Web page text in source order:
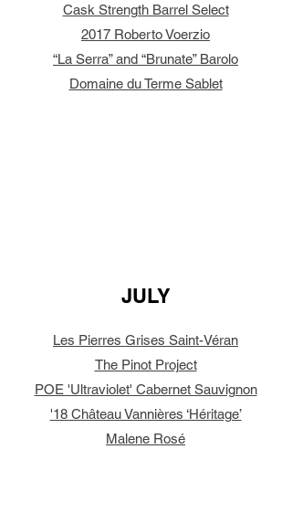
Cask Strength Barrel Select
2017 Roberto Voerzio
“La Serra” and “Brunate” Barolo
Domaine du Terme Sablet
JULY
Les Pierres Grises Saint-Véran
The Pinot Project
POE 'Ultraviolet' Cabernet Sauvignon
'18 Château Vannières ‘Héritage’
Malene Rosé